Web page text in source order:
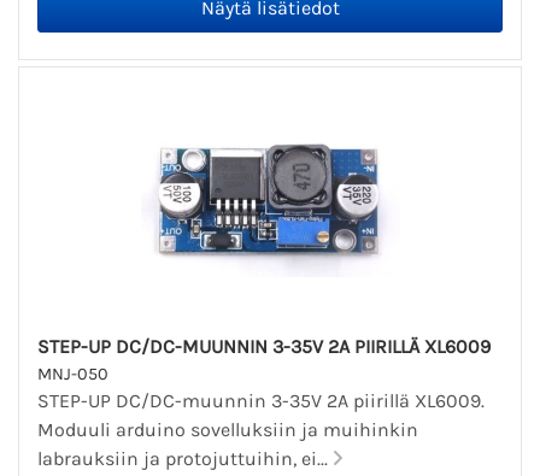
STEP-UP DC/DC-MUUNNIN 3-35V 2A PIIRILLÄ XL6009
MNJ-050
STEP-UP DC/DC-muunnin 3-35V 2A piirillä XL6009.
Moduuli arduino sovelluksiin ja muihinkin
labrauksiin ja protojuttuihin, ei...